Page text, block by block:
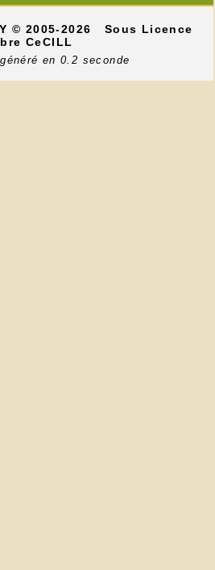
© 2005-2026
Sous Licence
CeCILL
en 0.2 seconde